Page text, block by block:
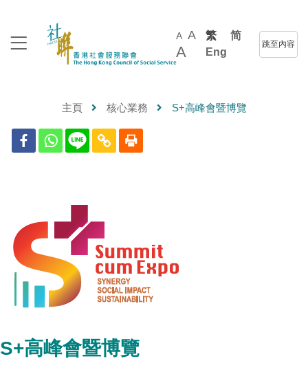
A A
A
繁
简
Eng
跳至內容
主頁 核心業務 S+高峰會暨博覽
S+高峰會暨博覽